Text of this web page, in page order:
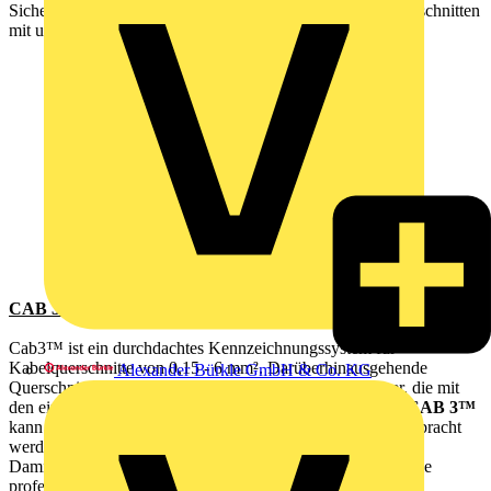
Alexander Bürkle GmbH & Co. KG
Sichere Kennzeichnung von kleinen und großen Leiterquerschnitten
mit unterschiedlichen Kennzeichnungssystemen
CAB 3™
Cab3™ ist ein durchdachtes Kennzeichnungssystem für
Kabelquerschnitte von 0,15 - 6 mm². Darüberhinausgehende
Querschnitte bis zu 35 mm² werden mittels Zeichenträger, die mit
den einzelnen Zeichen bestückt werden, gekennzeichnet.
CAB 3™
kann selbst nach erfolgter Verdrahtung auf dem Kabel angebracht
werden.
Damit ist
CAB 3™
ein besonders flexibles Hilfsmittel für die
professionelle Kennzeichnung.